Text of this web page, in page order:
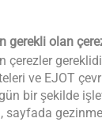
talebe göre
info@ejot-
gerekli olan
çerezler
ve EJOT
bir şekilde
sayfada